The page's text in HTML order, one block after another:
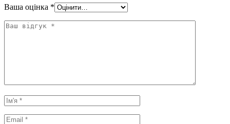
Ваша оцінка *